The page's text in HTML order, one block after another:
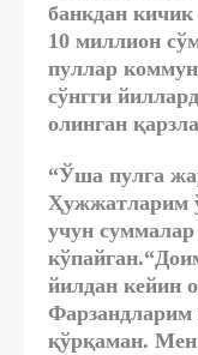
банкдан
10 миллион
пуллар
сўнгги
олинган
“Ўша пулга
Ҳужжатларим
учун
йилдан кейин
қўрқаман.